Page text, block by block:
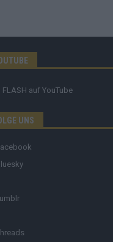
FLASH auf YouTube
UNS